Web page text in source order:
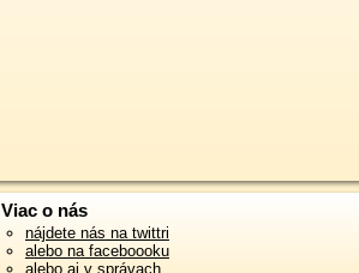
Viac o nás
nájdete nás na twittri
alebo na faceboooku
alebo aj v správach